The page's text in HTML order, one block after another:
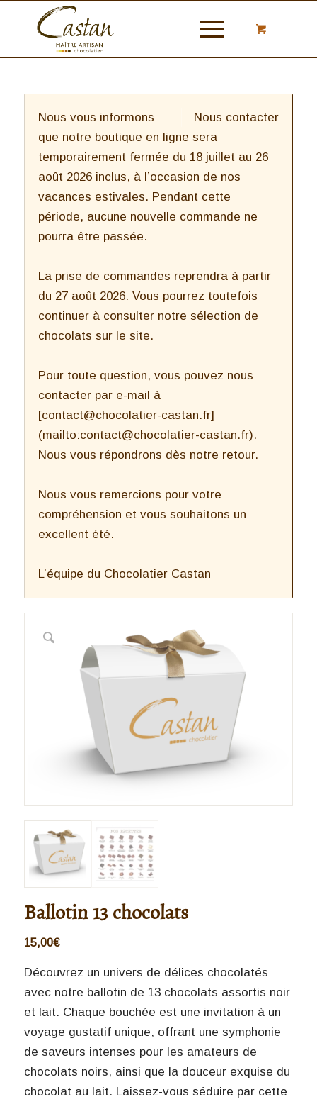
Nous contacter
Nous vous informons
que notre boutique en ligne sera
temporairement fermée du 18 juillet au 26
août 2026 inclus, à l’occasion de nos
vacances estivales. Pendant cette
période, aucune nouvelle commande ne
pourra être passée.
La prise de commandes reprendra à partir
du 27 août 2026. Vous pourrez toutefois
continuer à consulter notre sélection de
chocolats sur le site.
Pour toute question, vous pouvez nous
contacter par e-mail à
[contact@chocolatier-castan.fr]
(mailto:contact@chocolatier-castan.fr).
Nous vous répondrons dès notre retour.
Nous vous remercions pour votre
compréhension et vous souhaitons un
excellent été.
L’équipe du Chocolatier Castan
Ballotin 13 chocolats
15,00€
Découvrez un univers de délices chocolatés
avec notre ballotin de 13 chocolats assortis noir
et lait. Chaque bouchée est une invitation à un
voyage gustatif unique, offrant une symphonie
de saveurs intenses pour les amateurs de
chocolats noirs, ainsi que la douceur exquise du
chocolat au lait. Laissez-vous séduire par cette